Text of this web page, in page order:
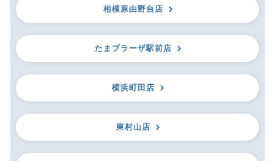
相模原由野台店
たまプラーザ駅前店
横浜町田店
東村山店